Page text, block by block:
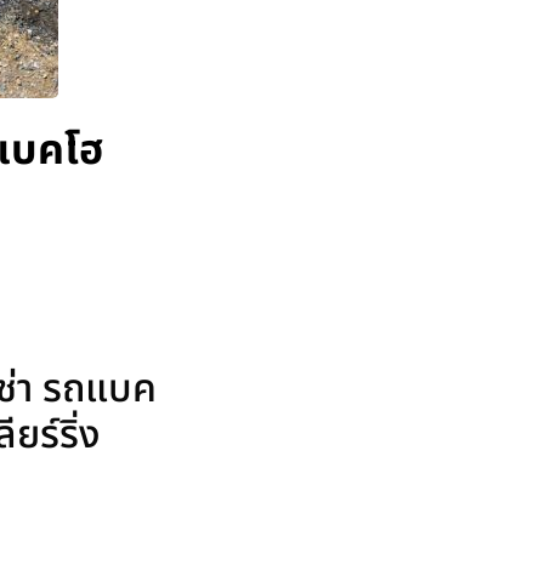
คโฮ
า รถแบค
ยร์ริ่ง